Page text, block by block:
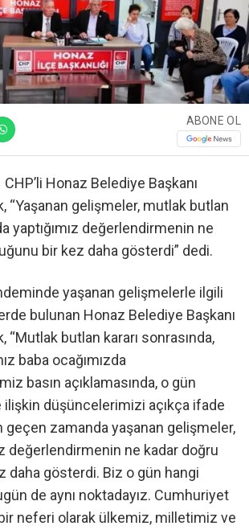
ABONE OL
Honaz Belediye Başkanı
“Yaşanan gelişmeler, mutlak butlan
yaptığımız değerlendirmenin ne
bir kez daha gösterdi” dedi.
yaşanan gelişmelerle ilgili
bulunan Honaz Belediye Başkanı
“Mutlak butlan kararı sonrasında,
baba ocağımızda
basın açıklamasında, o gün
düşüncelerimizi açıkça ifade
geçen zamanda yaşanan gelişmeler,
değerlendirmenin ne kadar doğru
daha gösterdi. Biz o gün hangi
de aynı noktadayız. Cumhuriyet
neferi olarak ülkemiz, milletimiz ve